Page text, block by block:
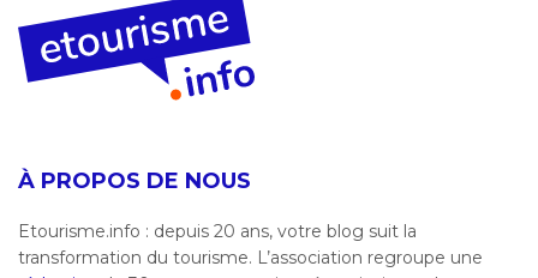
À PROPOS DE NOUS
Etourisme.info : depuis 20 ans, votre blog suit la
transformation du tourisme. L’association regroupe une